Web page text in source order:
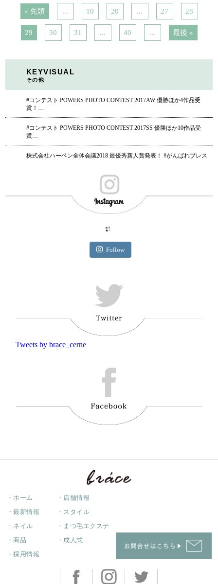
« 先頭 ... 10 20 ... 27 28
29 30 31 ... 40 ... 最後 »
KEYVISUAL
その他
#コンテスト POWERS PHOTO CONTEST 2017AW 優勝ほか4作品受
賞！…
#コンテスト POWERS PHOTO CONTEST 2017SS 優勝ほか10作品受
賞…
株式会社ハーベン全体会議2018 最優秀新人賞発表！ #がんばれブレス
Follow
Tweets by brace_cerne
・ホーム ・店舗情報
・最新情報 ・スタイル
・ネイル ・まつ毛エクステ
・商品 ・成人式
・採用情報